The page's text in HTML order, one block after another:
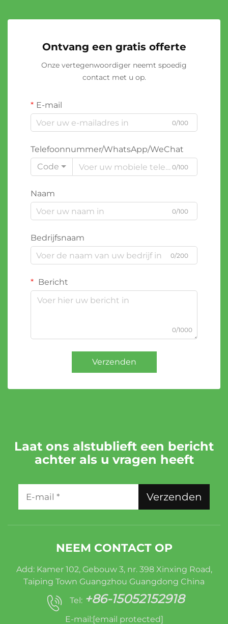
Ontvang een gratis offerte
Onze vertegenwoordiger neemt spoedig
contact met u op.
E-mail
0/100
Telefoonnummer/WhatsApp/WeChat
Code
0/100
Naam
0/100
Bedrijfsnaam
0/200
Bericht
0/1000
Verzenden
Laat ons alstublieft een bericht
achter als u vragen heeft
Verzenden
NEEM CONTACT OP
Add: Kamer 102, Gebouw 3, nr. 398 Xinxing Road,
Taiping Town Guangzhou Guangdong China
Tel: +86-15052152918
E-mail:[email protected]